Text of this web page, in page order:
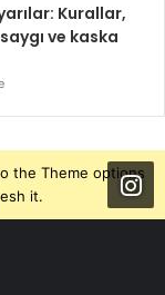
Kurallar,
saygı ve kaska
the Theme options
it.